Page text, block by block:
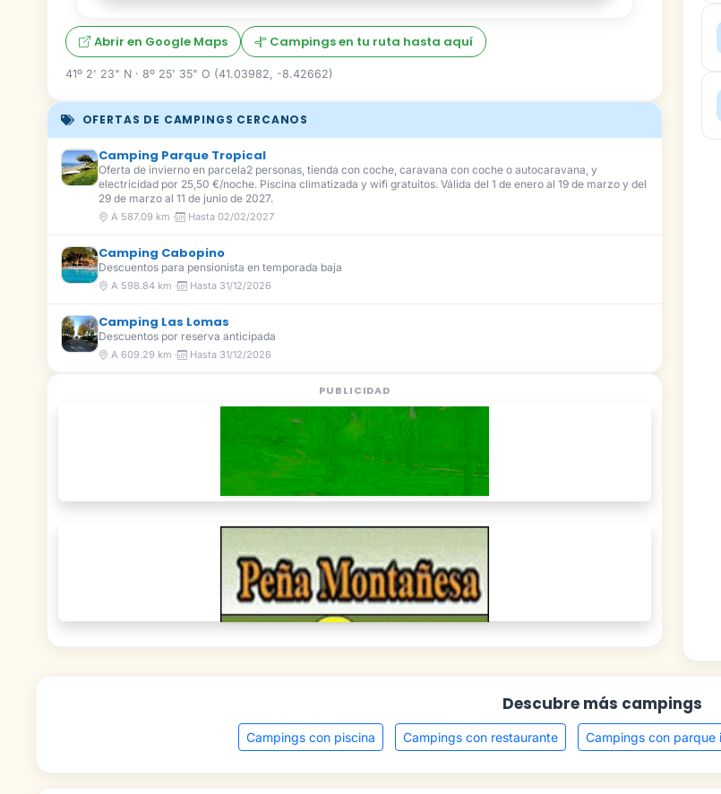
Abrir en Google Maps Campings en tu ruta hasta aquí
41º 2' 23" N · 8º 25' 35" O (41.03982, -8.42662)
OFERTAS DE CAMPINGS CERCANOS
Camping Parque Tropical
Oferta de invierno en parcela2 personas, tienda con coche, caravana con coche o autocaravana, y
electricidad por 25,50 €/noche. Piscina climatizada y wifi gratuitos. Válida del 1 de enero al 19 de marzo y del
29 de marzo al 11 de junio de 2027.
A 587.09 km · Hasta 02/02/2027
Camping Cabopino
Descuentos para pensionista en temporada baja
A 598.84 km · Hasta 31/12/2026
Camping Las Lomas
Descuentos por reserva anticipada
A 609.29 km · Hasta 31/12/2026
PUBLICIDAD
Descubre más campings
Campings con piscina Campings con restaurante Campings con parque